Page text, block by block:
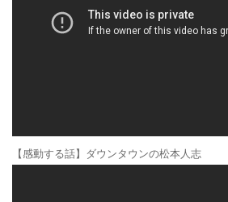
【感動する話】ダウンタウンの松本人志